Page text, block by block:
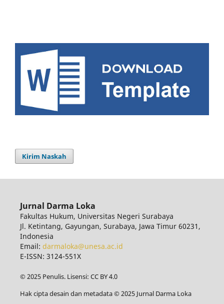
Kirim Naskah
Jurnal Darma Loka
Fakultas Hukum, Universitas Negeri Surabaya
Jl. Ketintang, Gayungan, Surabaya, Jawa Timur 60231,
Indonesia
Email: darmaloka@unesa.ac.id
E-ISSN: 3124-551X
© 2025 Penulis. Lisensi: CC BY 4.0
Hak cipta desain dan metadata © 2025 Jurnal Darma Loka